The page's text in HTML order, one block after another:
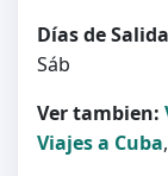
Días de
Sáb
Ver tambien:
Viajes a Cuba,